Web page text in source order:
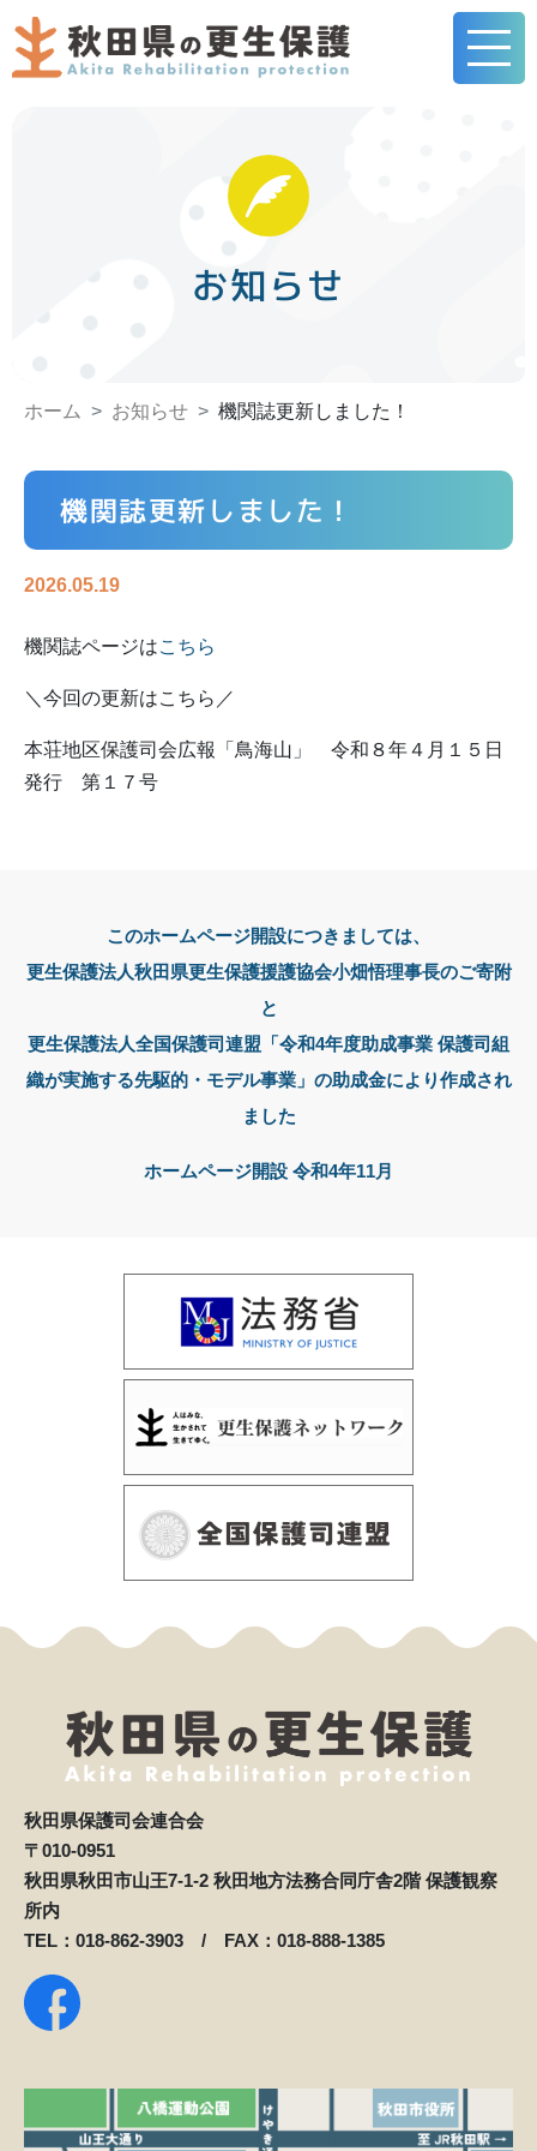
お知らせ
ホーム お知らせ 機関誌更新しました！
機関誌更新しました！
2026.05.19
機関誌ページはこちら
＼今回の更新はこちら／
本荘地区保護司会広報「鳥海山」 令和８年４月１５日
発行 第１７号
このホームページ開設につきましては、
更生保護法人秋田県更生保護援護協会小畑悟理事長のご寄附
と
更生保護法人全国保護司連盟「令和4年度助成事業 保護司組
織が実施する先駆的・モデル事業」の助成金により作成され
ました
ホームページ開設 令和4年11月
秋田県保護司会連合会
〒010-0951
秋田県秋田市山王7-1-2 秋田地方法務合同庁舎2階 保護観察
所内
TEL：018-862-3903 / FAX：018-888-1385